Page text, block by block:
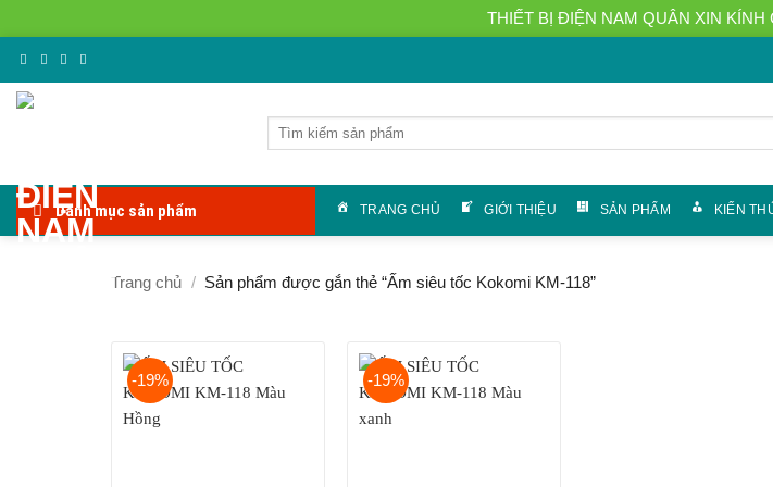
THIẾT BỊ ĐIỆN NAM QUÂN XIN KÍNH
nội
Tìm
Danh mục sản phẩm TRANG CHỦ GIỚI THIỆU SẢN PHẨM KIẾN
Trang chủ / Sản phẩm được gắn thẻ “Ấm siêu tốc Kokomi KM-118”
-19% -19%